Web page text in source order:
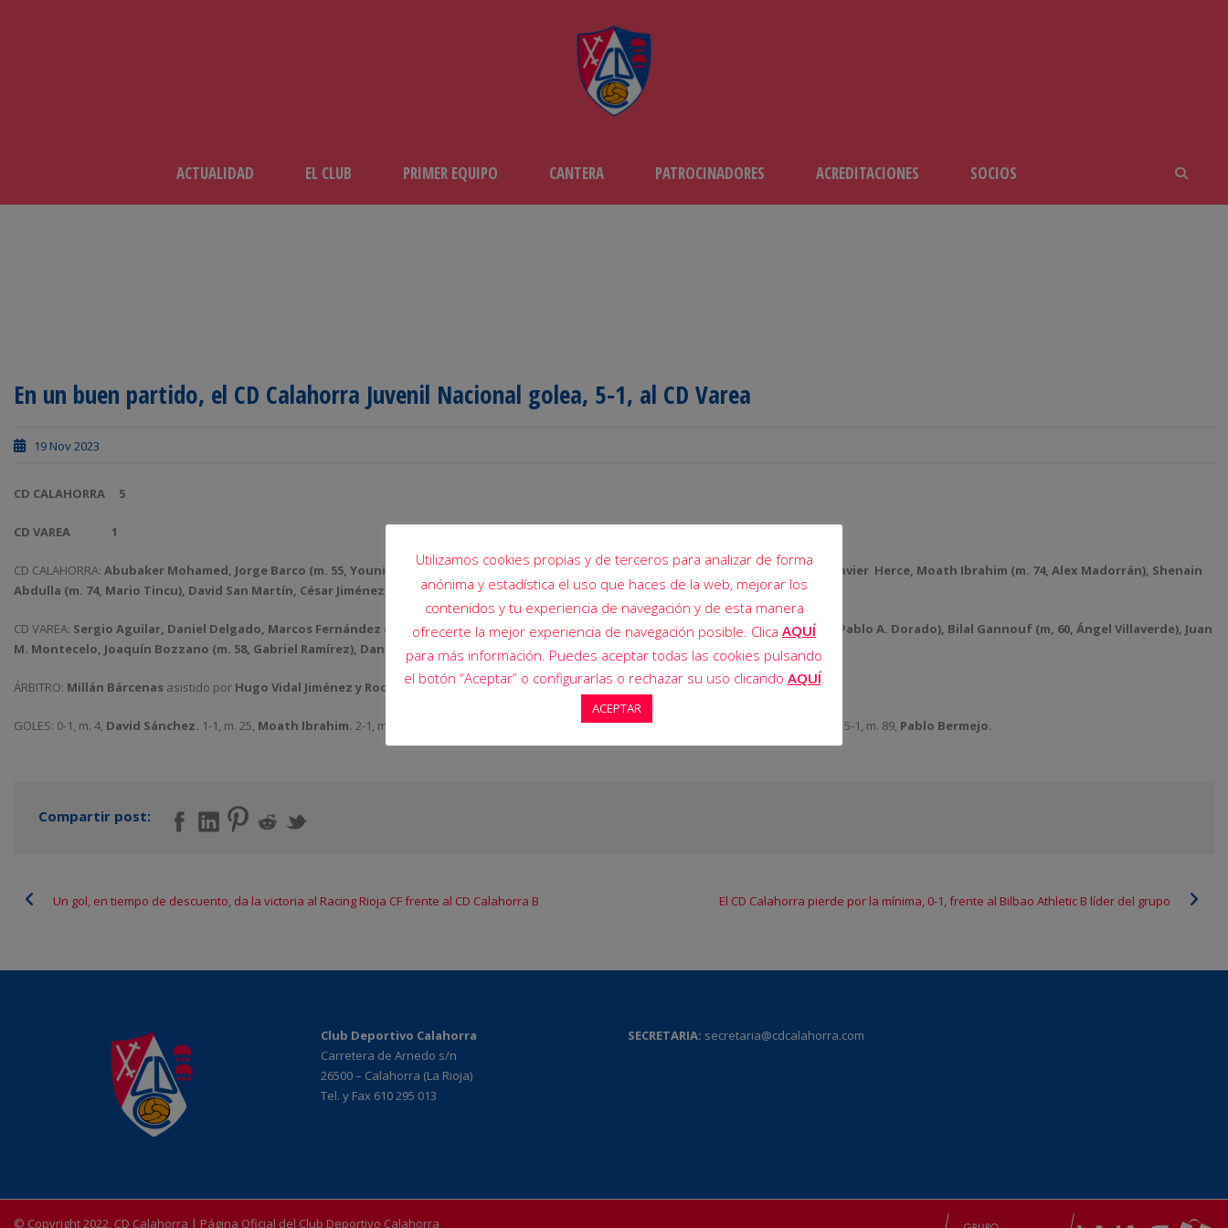
ACTUALIDAD EL CLUB PRIMER EQUIPO CANTERA PATROCINADORES ACREDITACIONES SOCIOS
En un buen partido, el CD Calahorra Juvenil Nacional golea, 5-1, al CD Varea
19 Nov 2023
CD CALAHORRA 5
CD VAREA 1
CD CALAHORRA: Abubaker Mohamed, Jorge Barco (m. 55, Younis Mohamed) , Motaman Mohamed (m. 55, Pablo Bermejo), Enrique Santos, Javier Herce, Moath Ibrahim (m. 74, Alex Madorrán), Shenain
Abdulla (m. 74, Mario Tincu), David San Martín, César Jiménez, Jamil Friakh y Mario Ezquerro (m. 74, Sergio Lorente).
CD VAREA: Sergio Aguilar, Daniel Delgado, Marcos Fernández (m. 80, David Nicolás), Eduardo Aguilar, Adrián Sáenz, David Vicente (m. 60, Pablo A. Dorado), Bilal Gannouf (m, 60, Ángel Villaverde), Juan
M. Montecelo, Joaquín Bozzano (m. 58, Gabriel Ramírez), Daniel Sáenz y David Sánchez (m. 80, Álvaro Martínez).
ÁRBITRO: Millán Bárcenas asistido por Hugo Vidal Jiménez y Rodrigo de la Iglesia.
GOLES: 0-1, m. 4, David Sánchez. 1-1, m. 25, Moath Ibrahim. 2-1, m. 64, David San Martín. 5-1, m. 89, Pablo Bermejo.
Compartir post:
Un gol, en tiempo de descuento, da la victoria al Racing Rioja CF frente al CD Calahorra B El CD Calahorra pierde por la mínima, 0-1, frente al Bilbao Athletic B líder del grupo
Club Deportivo Calahorra
Carretera de Arnedo s/n
26500 – Calahorra (La Rioja)
Tel. y Fax 610 295 013
SECRETARIA: secretaria@cdcalahorra.com
© Copyright 2022, CD Calahorra | Página Oficial del Club Deportivo Calahorra
Utilizamos cookies propias y de terceros para analizar de forma
anónima y estadística el uso que haces de la web, mejorar los
contenidos y tu experiencia de navegación y de esta manera
ofrecerte la mejor experiencia de navegación posible. Clica AQUÍ
para más información. Puedes aceptar todas las cookies pulsando
el botón “Aceptar” o configurarlas o rechazar su uso clicando AQUÍ.
ACEPTAR